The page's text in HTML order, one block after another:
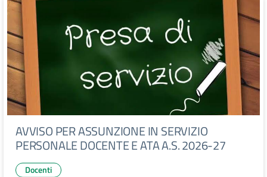
AVVISO PER ASSUNZIONE IN SERVIZIO
PERSONALE DOCENTE E ATA A.S. 2026-27
Docenti